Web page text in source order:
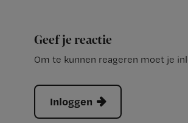
Geef je reactie
Om te kunnen reageren moet je
Inloggen